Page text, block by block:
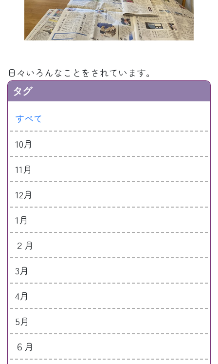
日々いろんなことをされています。
タグ
すべて
10月
11月
12月
1月
２月
3月
4月
5月
６月